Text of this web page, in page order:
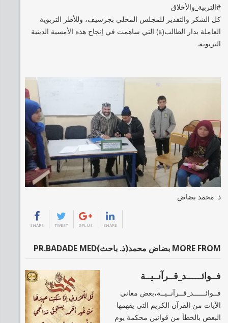
#التربية_والأخلاق
كل الشكر والتقدير للمجلس المحلي بجرسيف، وللأطر التربوية
العاملة بدار الطالب(ة) التي ساهمت في إنجاح هذه الأمسية الدينية
التربوية.
ذ. محمد بضاض
SHARE TWEET GPLUS SHARE
MORE FROM بضاض محمد(ذ. باحث)PR.BADADE MED
فــوائــــــد_قــرآنــيــة
فــوائــــــد_قــرآنــيــة،بعض معاني
الآيات من القرآن الكريم التي يفهمها
البعض بالخطأ من قوانين محكمة يوم